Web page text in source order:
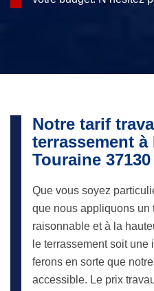
Notre tarif
terrassement à
Touraine 37130
Que vous soyez
que nous appliquons un
raisonnable et à la
le terrassement soit
ferons en sorte que
accessible. Le prix